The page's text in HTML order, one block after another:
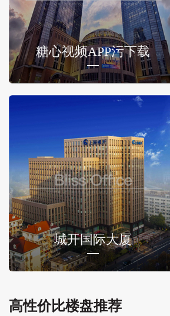
糖心视频APP污下载
城开国际大厦
高性价比楼盘推荐